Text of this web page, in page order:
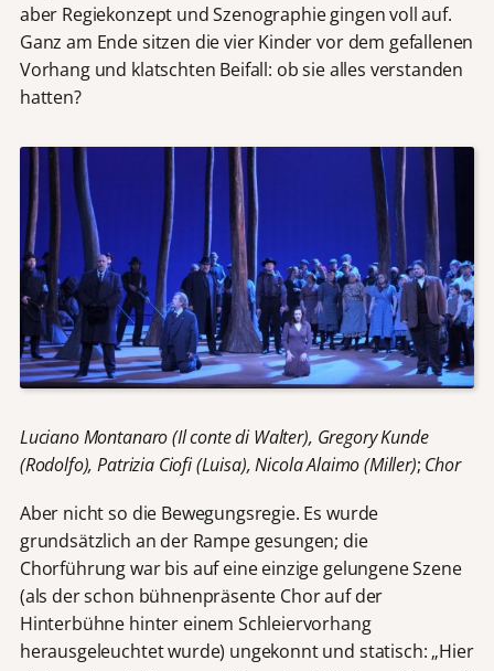
aber Regiekonzept und Szenographie gingen voll auf.
Ganz am Ende sitzen die vier Kinder vor dem gefallenen
Vorhang und klatschten Beifall: ob sie alles verstanden
hatten?
Luciano Montanaro (Il conte di Walter), Gregory Kunde
(Rodolfo), Patrizia Ciofi (Luisa), Nicola Alaimo (Miller); Chor
Aber nicht so die Bewegungsregie. Es wurde
grundsätzlich an der Rampe gesungen; die
Chorführung war bis auf eine einzige gelungene Szene
(als der schon bühnenpräsente Chor auf der
Hinterbühne hinter einem Schleiervorhang
herausgeleuchtet wurde) ungekonnt und statisch: „Hier